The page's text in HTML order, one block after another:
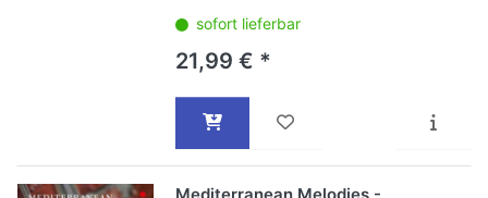
sofort lieferbar
21,99 € *
Mediterranean Melodies -